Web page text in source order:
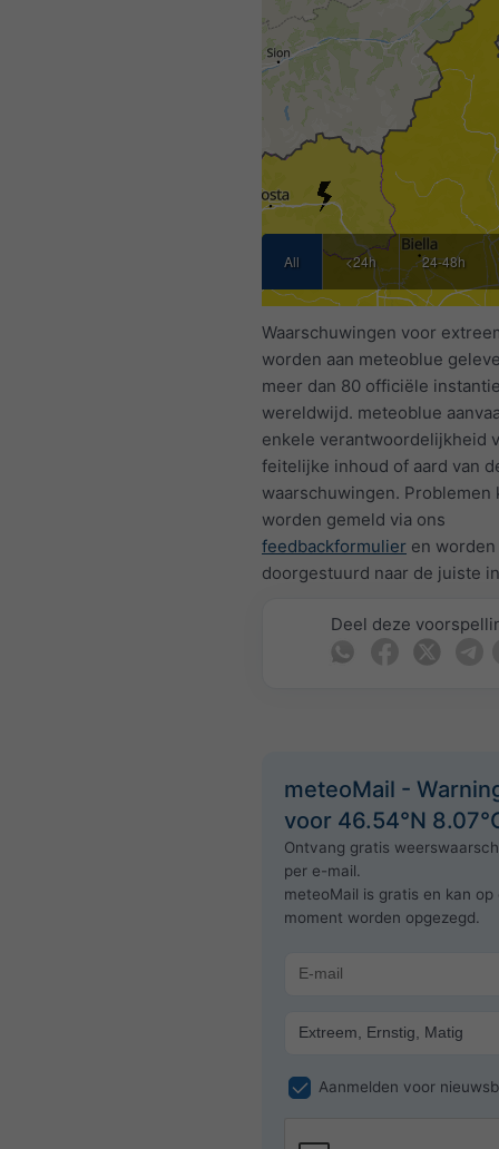
All <24h 24-48h
Waarschuwingen voor
worden aan meteoblue
meer dan 80 officiële
wereldwijd. meteoblue
enkele verantwoordelijkheid
feitelijke inhoud of aard van
waarschuwingen. Problemen
worden gemeld via ons
feedbackformulier en worden
doorgestuurd naar de juiste
Deel deze
meteoMail -
voor 46.54°N
Ontvang gratis
per e-mail.
meteoMail is gratis en kan op
moment worden opgezegd.
Aanmelden voor